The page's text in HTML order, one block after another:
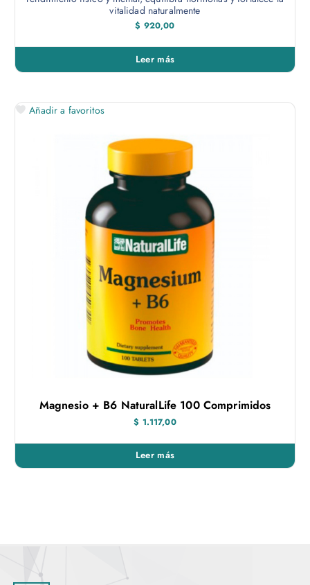
vitalidad naturalmente
$ 920,00
Leer más
Añadir a favoritos
Magnesio + B6 NaturalLife 100 Comprimidos
$ 1.117,00
Leer más